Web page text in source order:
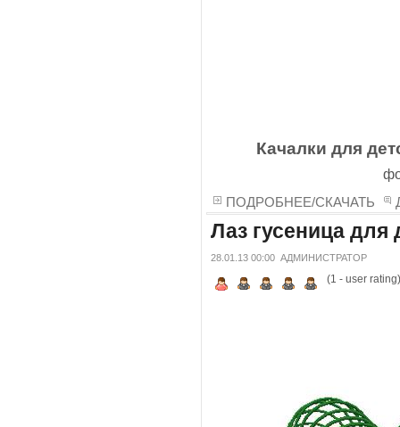
Качалки для
ПОДРОБНЕЕ/СКАЧАТЬ
Лаз гусеница для
28.01.13 00:00 АДМИНИСТРАТОР
(1 - user rating)